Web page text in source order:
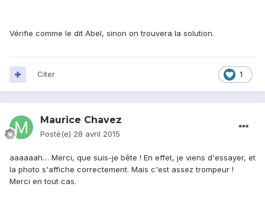
Vérifie comme le dit Abel, sinon on trouvera la solution.
1
Citer
Maurice Chavez
Posté(e) 28 avril 2015
aaaaaah… Merci, que suis-je bête ! En effet, je viens d'essayer, et
la photo s'affiche correctement. Mais c'est assez trompeur !
Merci en tout cas.